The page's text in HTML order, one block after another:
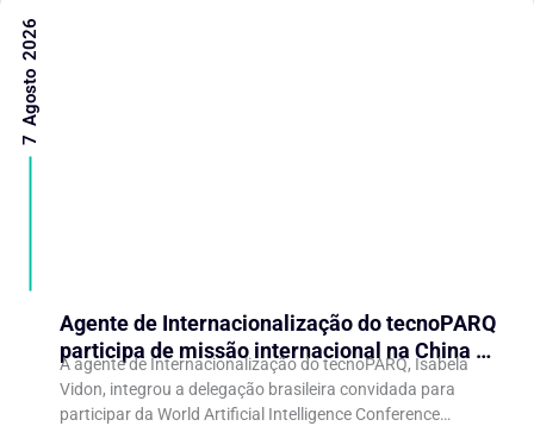
Agente de Internacionalização do tecnoPARQ
participa de missão internacional na China e
fortalece conexões com o ecossistema de
inovação
A agente de Internacionalização do tecnoPARQ, Isabela
Vidon, integrou a delegação brasileira convidada para
participar da World Artificial Intelligence Conference
7 Agosto 2026